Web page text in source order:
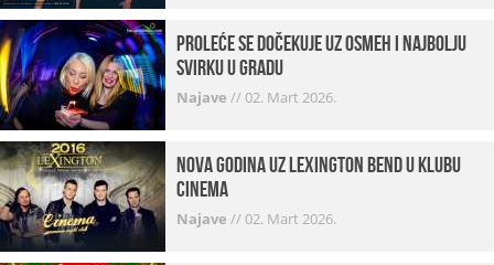
Proleće se dočekuje uz osmeh i najbolju
svirku u gradu
Najave //02. Mart 2026.
Nova godina uz Lexington bend u klubu
Cinema
Najave //02. Mart 2026.